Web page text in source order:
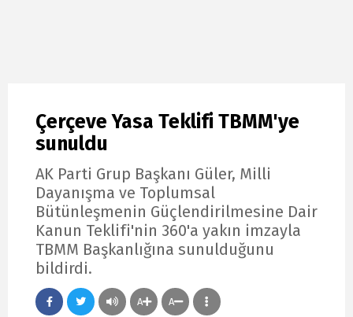
Çerçeve Yasa Teklifi TBMM'ye
sunuldu
AK Parti Grup Başkanı Güler, Milli
Dayanışma ve Toplumsal
Bütünleşmenin Güçlendirilmesine Dair
Kanun Teklifi'nin 360'a yakın imzayla
TBMM Başkanlığına sunulduğunu
bildirdi.
A A